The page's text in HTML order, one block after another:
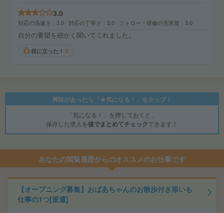
3.0
対応の迅速さ 3.0 対応の丁寧さ 3.0 フォロー・研修の充実度 3.0
自分の要望を細かく聞いてくれました。
役に立った！ 3
興味があったら「★気になる！」をタップ！
「気になる！」を押しておくと、
保存した求人を後でまとめてチェックできます！
あなたの閲覧履歴からのオススメのお仕事です
【オープニング募集】おばあちゃんのお散歩付き添いも
仕事の1つ[派遣]